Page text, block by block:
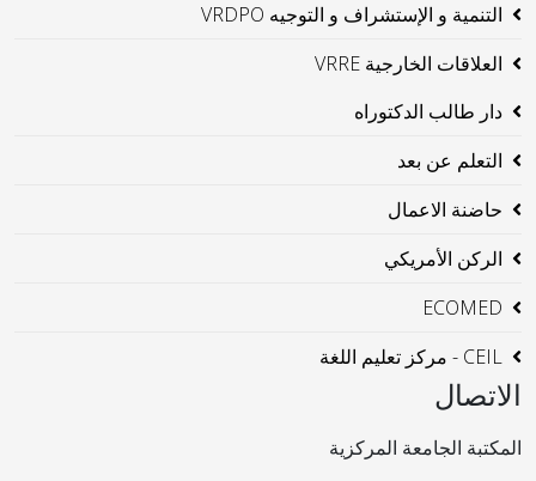
التنمية و الإستشراف و التوجيه VRDPO
العلاقات الخارجية VRRE
دار طالب الدكتوراه
التعلم عن بعد
حاضنة الاعمال
الركن الأمريكي
ECOMED
CEIL - مركز تعليم اللغة
الاتصال
المكتبة الجامعة المركزية